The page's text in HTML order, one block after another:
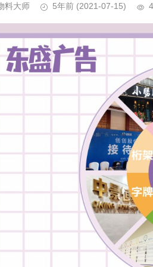
料大师 5年前 (2021-07-15)